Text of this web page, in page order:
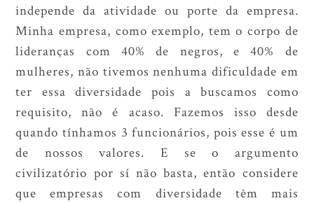
independe da atividade ou porte da empresa.
Minha empresa, como exemplo, tem o corpo de
lideranças com 40% de negros, e 40% de
mulheres, não tivemos nenhuma dificuldade em
ter essa diversidade pois a buscamos como
requisito, não é acaso. Fazemos isso desde
quando tínhamos 3 funcionários, pois esse é um
de nossos valores. E se o argumento
civilizatório por sí não basta, então considere
que empresas com diversidade têm mais